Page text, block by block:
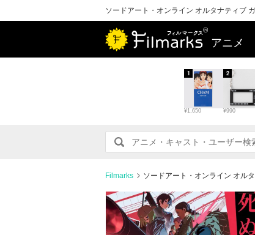
ソードアート・オンライン オルタナティブ
アニメ
¥1,650
1
¥990
2
Filmarks ソードアート・オンライン オル